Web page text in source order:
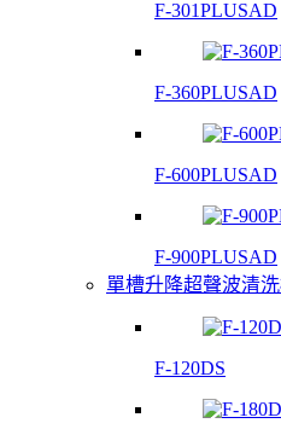
F-301PLUSAD
F-360PLUSAD
F-600PLUSAD
F-900PLUSAD
單槽升降超聲波清
F-120DS